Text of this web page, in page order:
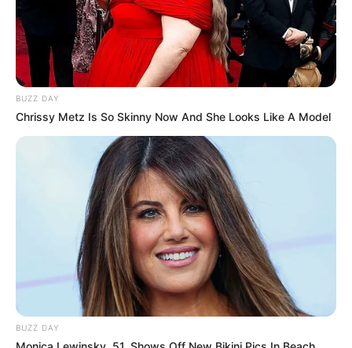
BUZZ DAY
Chrissy Metz Is So Skinny Now And She Looks Like A Model
BUZZ DAY